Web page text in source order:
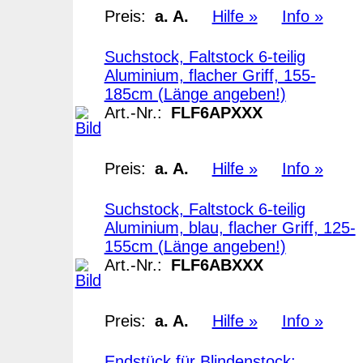
Preis: a. A. Hilfe » Info »
Suchstock, Faltstock 6-teilig
Aluminium, flacher Griff, 155-
185cm (Länge angeben!)
Art.-Nr.:
FLF6APXXX
Preis: a. A. Hilfe » Info »
Suchstock, Faltstock 6-teilig
Aluminium, blau, flacher Griff, 125-
155cm (Länge angeben!)
Art.-Nr.:
FLF6ABXXX
Preis: a. A. Hilfe » Info »